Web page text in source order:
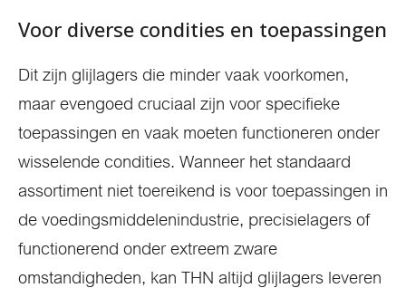
Voor diverse condities en toepassingen
Dit zijn glijlagers die minder vaak voorkomen,
maar evengoed cruciaal zijn voor specifieke
toepassingen en vaak moeten functioneren onder
wisselende condities. Wanneer het standaard
assortiment niet toereikend is voor toepassingen in
de voedingsmiddelenindustrie, precisielagers of
functionerend onder extreem zware
omstandigheden, kan THN altijd glijlagers leveren